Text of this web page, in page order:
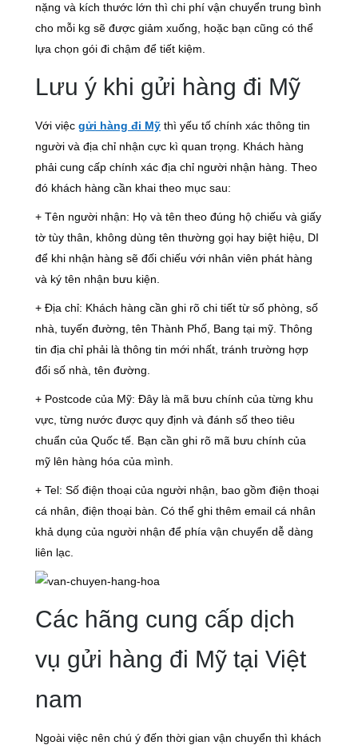
nặng và kích thước lớn thì chi phí vận chuyển trung bình
cho mỗi kg sẽ được giảm xuống, hoặc bạn cũng có thể
lựa chọn gói đi chậm để tiết kiệm.
Lưu ý khi gửi hàng đi Mỹ
Với việc gửi hàng đi Mỹ thì yếu tố chính xác thông tin
người và địa chỉ nhận cực kì quan trọng. Khách hàng
phải cung cấp chính xác địa chỉ người nhận hàng. Theo
đó khách hàng cần khai theo mục sau:
+ Tên người nhận: Họ và tên theo đúng hộ chiếu và giấy
tờ tùy thân, không dùng tên thường gọi hay biệt hiệu, DI
để khi nhận hàng sẽ đối chiếu với nhân viên phát hàng
và ký tên nhận bưu kiện.
+ Địa chỉ: Khách hàng cần ghi rõ chi tiết từ số phòng, số
nhà, tuyến đường, tên Thành Phố, Bang tại mỹ. Thông
tin địa chỉ phải là thông tin mới nhất, tránh trường hợp
đổi số nhà, tên đường.
+ Postcode của Mỹ: Đây là mã bưu chính của từng khu
vực, từng nước được quy định và đánh số theo tiêu
chuẩn của Quốc tế. Bạn cần ghi rõ mã bưu chính của
mỹ lên hàng hóa của mình.
+ Tel: Số điện thoại của người nhận, bao gồm điện thoại
cá nhân, điện thoại bàn. Có thể ghi thêm email cá nhân
khả dụng của người nhận để phía vận chuyển dễ dàng
liên lạc.
Các hãng cung cấp dịch
vụ gửi hàng đi Mỹ tại Việt
nam
Ngoài việc nên chú ý đến thời gian vận chuyển thì khách